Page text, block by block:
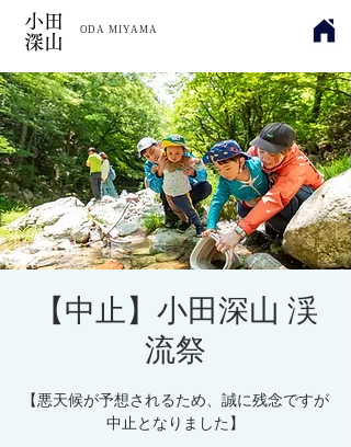
​小田
深山
ODA MIYAMA
【中止】小田深山 渓
流祭
【悪天候が予想されるため、誠に残念ですが
中止となりました】